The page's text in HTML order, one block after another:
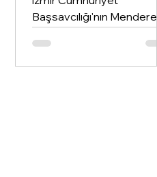
Başsavcılığı'nın
yürüttüğü soruşturma
kapsamında Belediye